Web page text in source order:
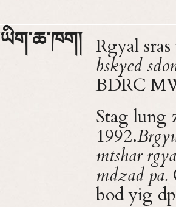
Rgyal
bskyed
BDRC
Stag lung
1992.
mtshar
mdzad pa.
bod yig